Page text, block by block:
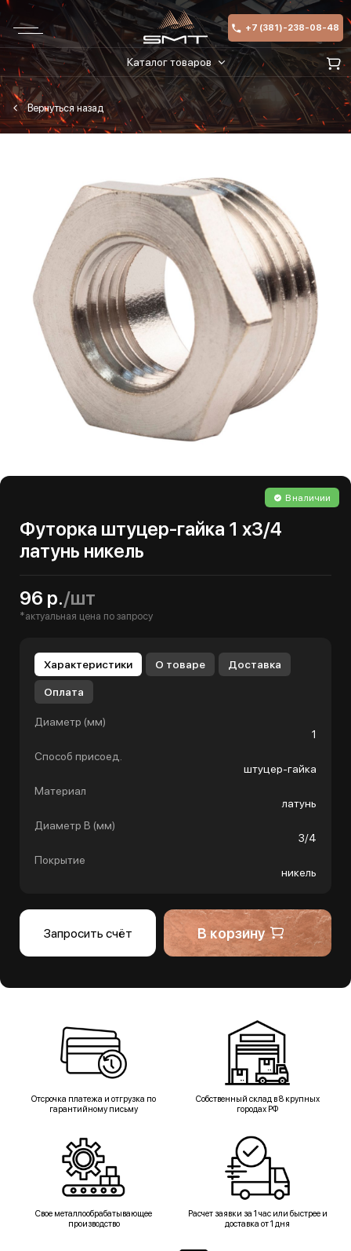
+7 (381)-238-08-48
Каталог товаров
В наличии
Футорка штуцер-гайка 1 х3/4
латунь никель
96 р./шт
*актуальная цена по запросу
Характеристики О товаре Доставка
Оплата
Диаметр (мм)
1
Способ присоед.
штуцер-гайка
Материал
латунь
Диаметр B (мм)
3/4
Покрытие
никель
Запросить счёт В корзину
Отсрочка платежа и отгрузка по
гарантийному письму
Собственный склад в 8 крупных
городах РФ
Свое металлообрабатывающее
производство
Расчет заявки за 1 час или быстрее и
доставка от 1 дня